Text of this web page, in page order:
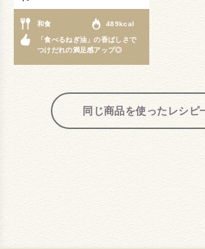
和食 489kcal
「食べるねぎ油」の香ばしさで
つけだれの満足感アップ◎
同じ商品を使ったレシピ